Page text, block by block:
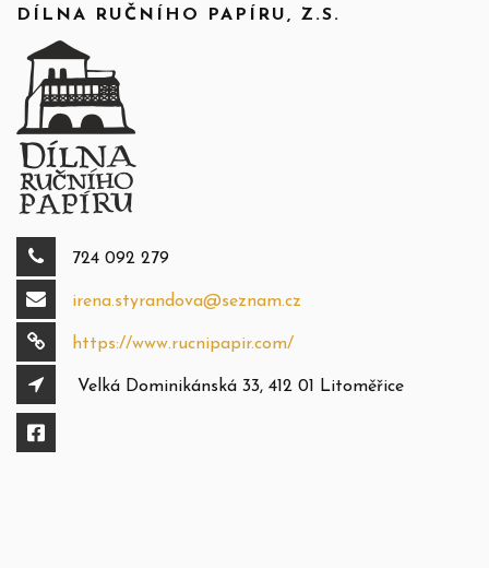
DÍLNA RUČNÍHO PAPÍRU, Z.S.
724 092 279
irena.styrandova@seznam.cz
https://www.rucnipapir.com/
Velká Dominikánská 33, 412 01 Litoměřice